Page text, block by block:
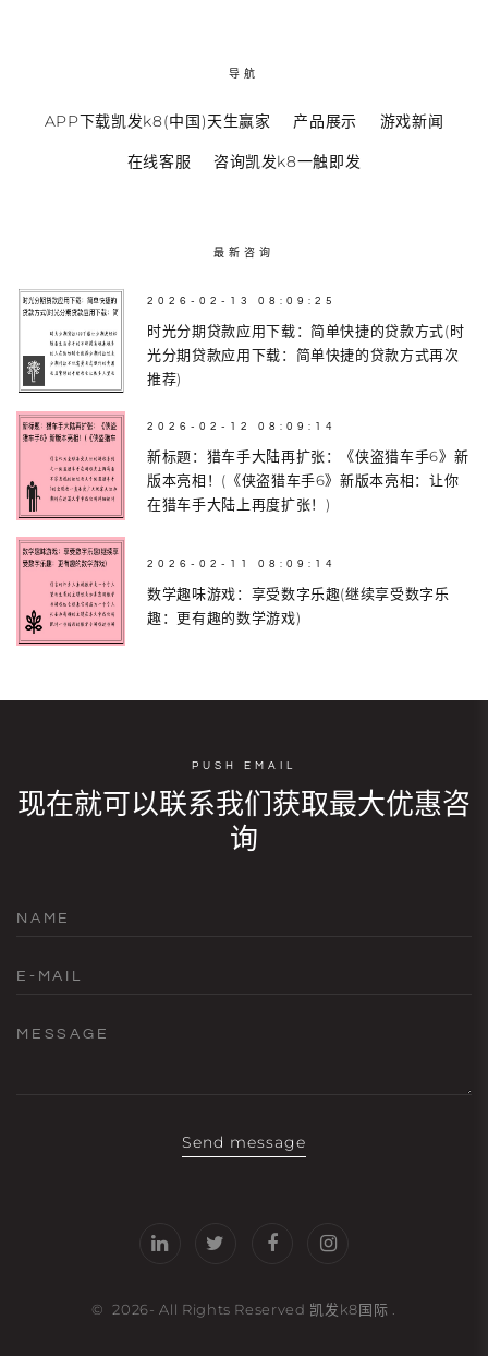
导航
APP下载凯发k8(中国)天生赢家 产品展示 游戏新闻
在线客服 咨询凯发k8一触即发
最新咨询
2026-02-13 08:09:25
时光分期贷款应用下载：简单快捷的贷款方式(时
光分期贷款应用下载：简单快捷的贷款方式再次
推荐)
2026-02-12 08:09:14
新标题：猎车手大陆再扩张：《侠盗猎车手6》新
版本亮相！(《侠盗猎车手6》新版本亮相：让你
在猎车手大陆上再度扩张！)
2026-02-11 08:09:14
数学趣味游戏：享受数字乐趣(继续享受数字乐
趣：更有趣的数学游戏)
PUSH EMAIL
现在就可以联系我们获取最大优惠咨
询
NAME
E-MAIL
MESSAGE
Send message
© 2026- All Rights Reserved 凯发k8国际